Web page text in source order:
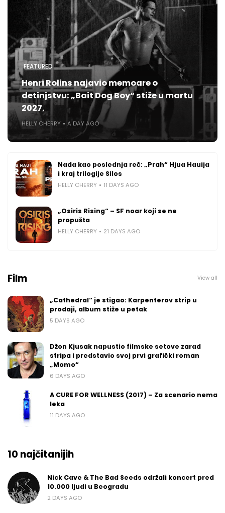
FEATURED
Henri Rolins najavio memoare o
detinjstvu: „Bait Dog Boy“ stiže u martu
2027.
HELLY CHERRY A DAY AGO
Nada kao poslednja reč: „Prah“ Hjua Hauija
i kraj trilogije Silos
HELLY CHERRY 11 DAYS AGO
„Osiris Rising“ – SF noar koji se ne
propušta
HELLY CHERRY 21 DAYS AGO
Film View all
„Cathedral“ je stigao: Karpenterov strip u
prodaji, album stiže u petak
5 DAYS AGO
Džon Kjusak napustio filmske setove zarad
stripa i predstavio svoj prvi grafički roman
„Momo“
6 DAYS AGO
A CURE FOR WELLNESS (2017) – Za scenario nema
leka
11 DAYS AGO
10 najčitanijih
Nick Cave & The Bad Seeds održali koncert pred
10.000 ljudi u Beogradu
2 DAYS AGO